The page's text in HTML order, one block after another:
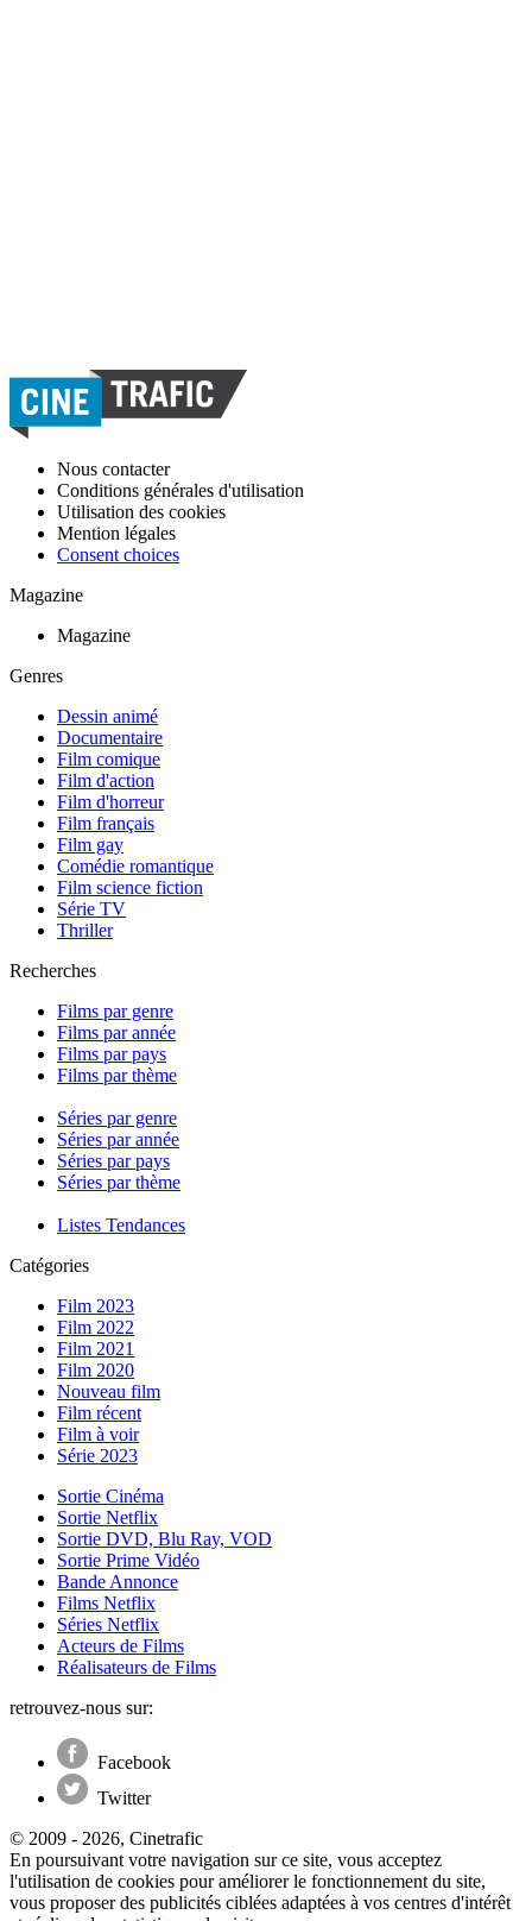
Nous contacter
Conditions générales d'utilisation
Utilisation des cookies
Mention légales
Consent choices
Magazine
Magazine
Genres
Dessin animé
Documentaire
Film comique
Film d'action
Film d'horreur
Film français
Film gay
Comédie romantique
Film science fiction
Série TV
Thriller
Recherches
Films par genre
Films par année
Films par pays
Films par thème
Séries par genre
Séries par année
Séries par pays
Séries par thème
Listes Tendances
Catégories
Film 2023
Film 2022
Film 2021
Film 2020
Nouveau film
Film récent
Film à voir
Série 2023
Sortie Cinéma
Sortie Netflix
Sortie DVD, Blu Ray, VOD
Sortie Prime Vidéo
Bande Annonce
Films Netflix
Séries Netflix
Acteurs de Films
Réalisateurs de Films
retrouvez-nous sur:
Facebook
Twitter
© 2009 - 2026, Cinetrafic
En poursuivant votre navigation sur ce site, vous acceptez
l'utilisation de cookies pour améliorer le fonctionnement du site,
vous proposer des publicités ciblées adaptées à vos centres d'intérêt